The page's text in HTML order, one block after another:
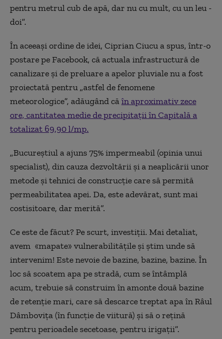
pentru metrul cub de apă, dar nu cu mult, cu un leu -
doi”.
În aceeași ordine de idei, Ciprian Ciucu a spus, într-o
postare pe Facebook, că actuala infrastructură de
canalizare şi de preluare a apelor pluviale nu a fost
proiectată pentru „astfel de fenomene
meteorologice”, adăugând căîn aproximativ zece
ore, cantitatea medie de precipitaţii în Capitală a
totalizat 69,90 l/mp.
„Bucureștiul a ajuns 75% impermeabil (opinia unui
specialist), din cauza dezvoltării și a neaplicării unor
metode și tehnici de construcție care să permită
permeabilitatea apei. Da, este adevărat, sunt mai
costisitoare, dar merită”.
Ce este de făcut? Pe scurt, investiții. Mai detaliat,
avem «mapate»vulnerabilitățile și știm unde să
intervenim! Este nevoie de bazine, bazine, bazine. În
loc să scoatem apa pe stradă, cum se întâmplă
acum, trebuie să construim în amonte două bazine
de retenție mari, care să descarce treptat apa în Râul
Dâmbovița (în funcție de viitură) și să o rețină
pentru perioadele secetoase, pentru irigații”.